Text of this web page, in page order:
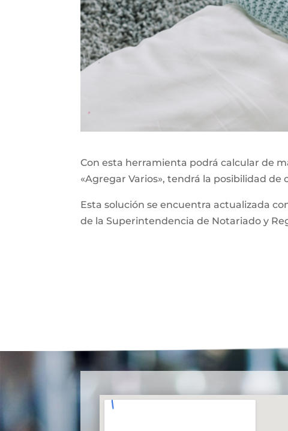
Con esta herramienta podrá calcular de
«Agregar Varios», tendrá la posibilidad
Esta solución se encuentra actualizada
de la Superintendencia de Notariado y